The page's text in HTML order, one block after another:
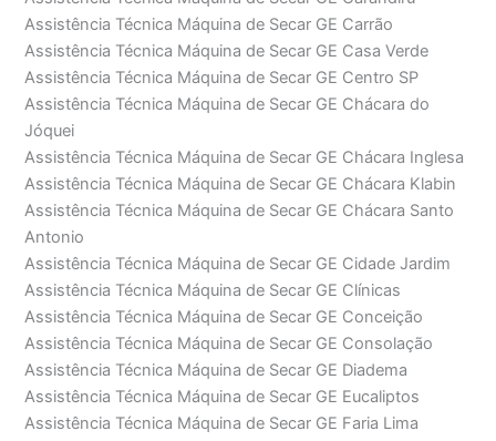
Assistência Técnica Máquina de Secar GE Carrão
Assistência Técnica Máquina de Secar GE Casa Verde
Assistência Técnica Máquina de Secar GE Centro SP
Assistência Técnica Máquina de Secar GE Chácara do
Jóquei
Assistência Técnica Máquina de Secar GE Chácara Inglesa
Assistência Técnica Máquina de Secar GE Chácara Klabin
Assistência Técnica Máquina de Secar GE Chácara Santo
Antonio
Assistência Técnica Máquina de Secar GE Cidade Jardim
Assistência Técnica Máquina de Secar GE Clínicas
Assistência Técnica Máquina de Secar GE Conceição
Assistência Técnica Máquina de Secar GE Consolação
Assistência Técnica Máquina de Secar GE Diadema
Assistência Técnica Máquina de Secar GE Eucaliptos
Assistência Técnica Máquina de Secar GE Faria Lima